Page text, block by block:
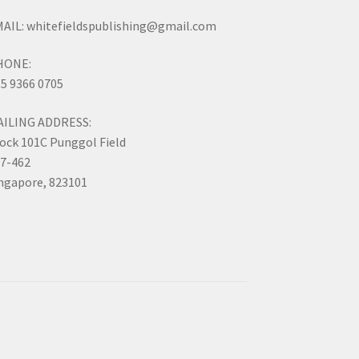
whitefieldspublishing@gmail.com
9366 0705
ADDRESS:
101C Punggol Field
462
823101